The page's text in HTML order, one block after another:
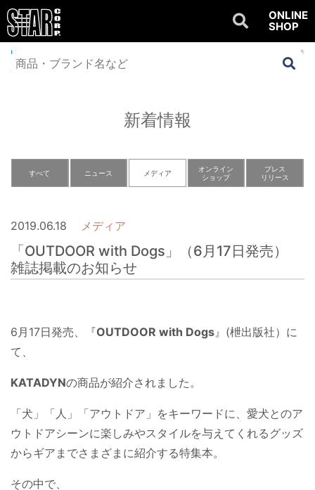
ONLINE
SHOP
Home
「OUTDOOR with Dogs」（6月17日発売） 雑
誌掲載のお知らせ
新着情報
すべて ニュース メディア
オンライン
ショップ
プレス
リリース
2019.06.18 メディア
「OUTDOOR with Dogs」（6月17日発売）
雑誌掲載のお知らせ
6月17日発売、『OUTDOOR with Dogs』(枻出版社）に
て、
KATADYNの商品が紹介されました。
「犬」「人」「アウトドア」をキーワードに、愛犬とのア
ウトドアシーンに楽しみやスタイルを与えてくれるグッズ
からギアまでさまざまに紹介する特集本。
その中で、